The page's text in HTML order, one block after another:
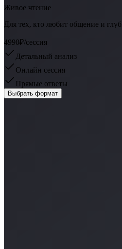
Живое чтение
Для тех, кто любит общение и
4990₽/сессия
Детальный анализ
Онлайн сессия
Прямые ответы
Выбрать формат